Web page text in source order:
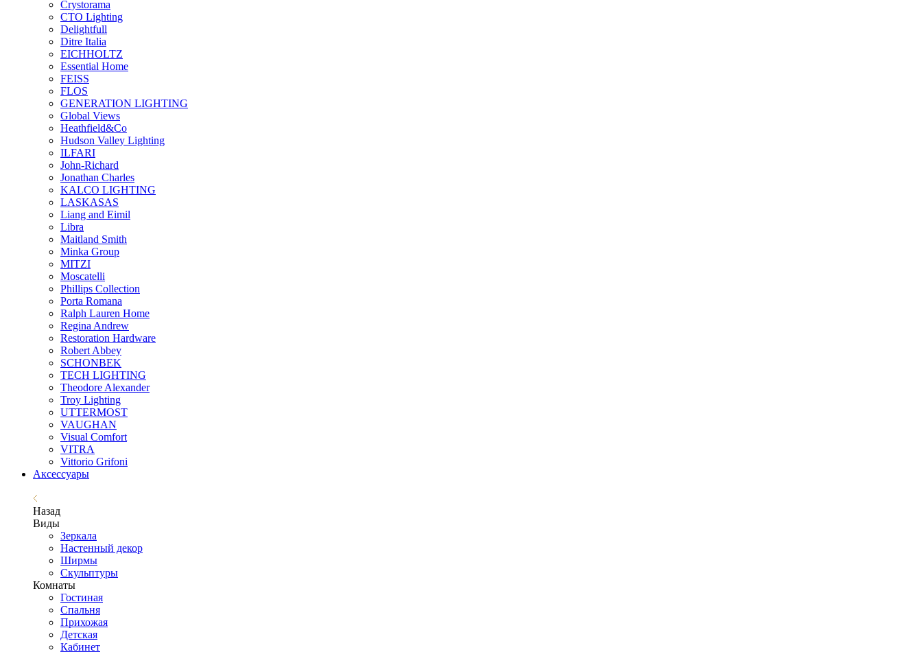
Crystorama
CTO Lighting
Delightfull
Ditre Italia
EICHHOLTZ
Essential Home
FEISS
FLOS
GENERATION LIGHTING
Global Views
Heathfield&Co
Hudson Valley Lighting
ILFARI
John-Richard
Jonathan Charles
KALCO LIGHTING
LASKASAS
Liang and Eimil
Libra
Maitland Smith
Minka Group
MITZI
Moscatelli
Phillips Collection
Porta Romana
Ralph Lauren Home
Regina Andrew
Restoration Hardware
Robert Abbey
SCHONBEK
TECH LIGHTING
Theodore Alexander
Troy Lighting
UTTERMOST
VAUGHAN
Visual Comfort
VITRA
Vittorio Grifoni
Аксессуары
Назад
Виды
Зеркала
Настенный декор
Ширмы
Скульптуры
Комнаты
Гостиная
Спальня
Прихожая
Детская
Кабинет